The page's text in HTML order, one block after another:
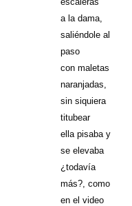
a la dama,
saliéndole al
paso
con maletas
naranjadas,
sin siquiera
titubear
ella pisaba y
se elevaba
¿todavía
más?, como
en el video